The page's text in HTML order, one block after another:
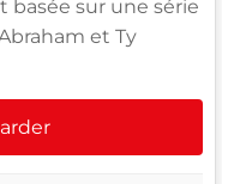
basée sur une série
et Ty